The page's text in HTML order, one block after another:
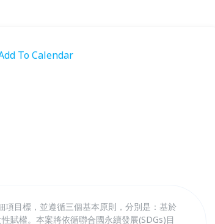
To Calendar
目標，並遵循三個基本原則，分別是：基於
賦權。本案將依循聯合國永續發展(SDGs)目